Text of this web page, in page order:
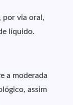
por via oral,
líquido.
a moderada
assim